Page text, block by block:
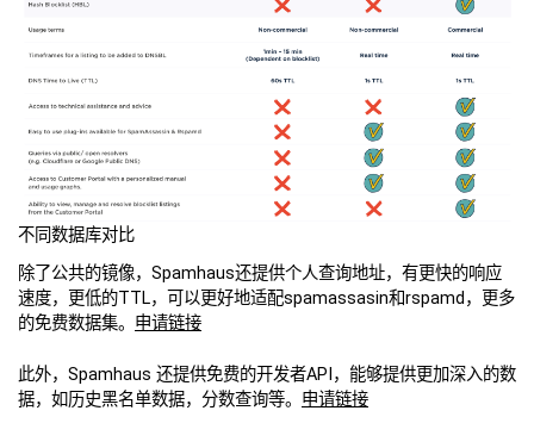
不同数据库对比
除了公共的镜像，Spamhaus还提供个人查询地址，有更快的响应
速度，更低的TTL，可以更好地适配spamassasin和rspamd，更多
的免费数据集。 申请链接
此外，Spamhaus 还提供免费的开发者API，能够提供更加深入的数
据，如历史黑名单数据，分数查询等。 申请链接